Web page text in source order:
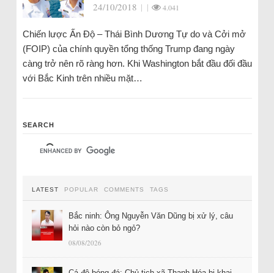
24/10/2018 | | 4.041
Chiến lược Ấn Độ – Thái Bình Dương Tự do và Cởi mở
(FOIP) của chính quyền tổng thống Trump đang ngày
càng trở nên rõ ràng hơn. Khi Washington bắt đầu đối đầu
với Bắc Kinh trên nhiều mặt…
SEARCH
LATEST POPULAR COMMENTS TAGS
Bắc ninh: Ông Nguyễn Văn Dũng bị xử lý, câu
hỏi nào còn bỏ ngỏ?
08/08/2026